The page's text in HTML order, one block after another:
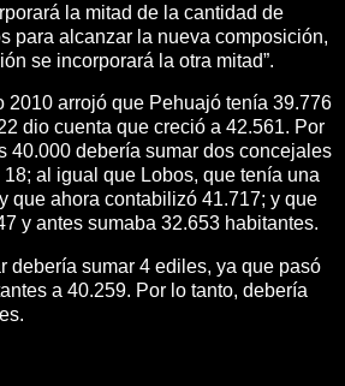
la mitad de la cantidad de
para alcanzar la nueva composición,
se incorporará la otra mitad”.
2010 arrojó que Pehuajó tenía 39.776
dio cuenta que creció a 42.561. Por
40.000 debería sumar dos concejales
al igual que Lobos, que tenía una
que ahora contabilizó 41.717; y que
y antes sumaba 32.653 habitantes.
debería sumar 4 ediles, ya que pasó
a 40.259. Por lo tanto, debería